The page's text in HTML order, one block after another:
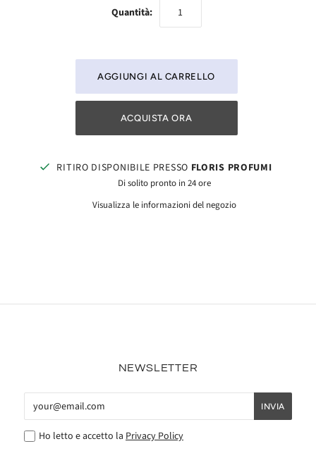
Quantità:
ACQUISTA ORA
RITIRO DISPONIBILE PRESSO FLORIS PROFUMI
Di solito pronto in 24 ore
Visualizza le informazioni del negozio
NEWSLETTER
Ho letto e accetto la Privacy Policy